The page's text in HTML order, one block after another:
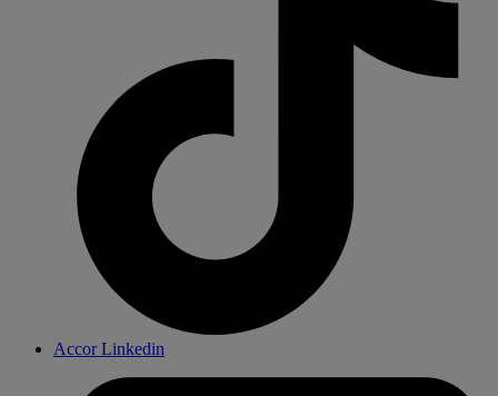
Accor Linkedin